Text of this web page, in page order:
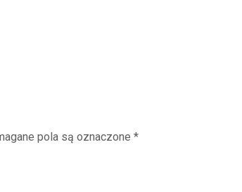
pola są oznaczone *